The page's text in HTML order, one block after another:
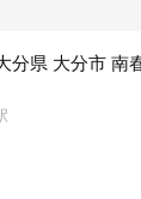
分県 大分市 南